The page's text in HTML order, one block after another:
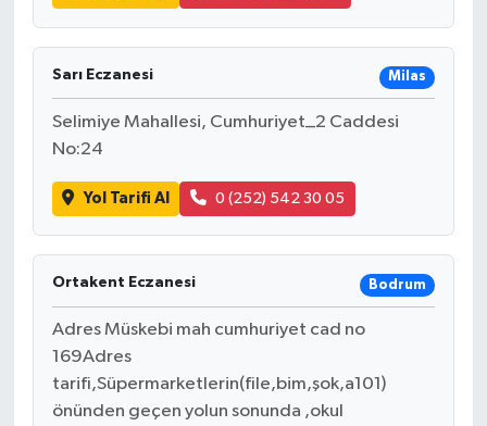
Sarı Eczanesi Milas
Selimiye Mahallesi, Cumhuriyet_2 Caddesi
No:24
Yol Tarifi Al 0 (252) 542 30 05
Ortakent Eczanesi Bodrum
Adres Müskebi mah cumhuriyet cad no
169Adres
tarifi,Süpermarketlerin(file,bim,şok,a101)
önünden geçen yolun sonunda ,okul